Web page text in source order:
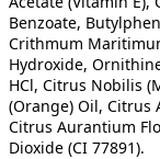
Benzoate,
Crithmum
Hydroxide,
HCl, Citrus Nobilis
(Orange) Oil, Citrus
Citrus Aurantium
Dioxide (CI 77891).